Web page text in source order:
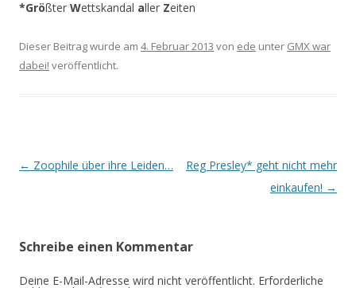
*Größter Wettskandal aller Zeiten
Dieser Beitrag wurde am 4. Februar 2013 von ede unter GMX war
dabei! veröffentlicht.
Beitrags-
← Zoophile über ihre Leiden…
Reg Presley* geht nicht mehr
einkaufen! →
Schreibe einen Kommentar
Deine E-Mail-Adresse wird nicht veröffentlicht. Erforderliche